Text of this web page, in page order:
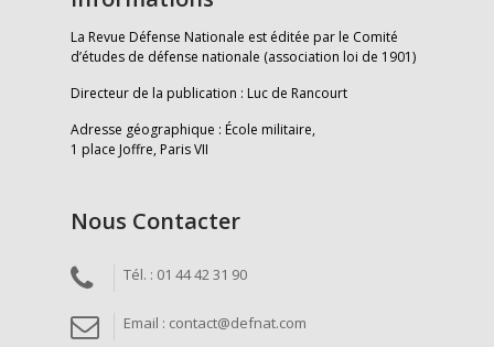
La Revue Défense Nationale est éditée par le Comité
d’études de défense nationale (association loi de 1901)
Directeur de la publication : Luc de Rancourt
Adresse géographique : École militaire,
1 place Joffre, Paris VII
Nous Contacter
Tél. : 01 44 42 31 90
Email : contact@defnat.com